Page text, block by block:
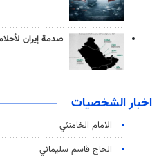
صدمة إيران
اخبار الشخصيات
الامام الخامنئي
الحاج قاسم سليماني